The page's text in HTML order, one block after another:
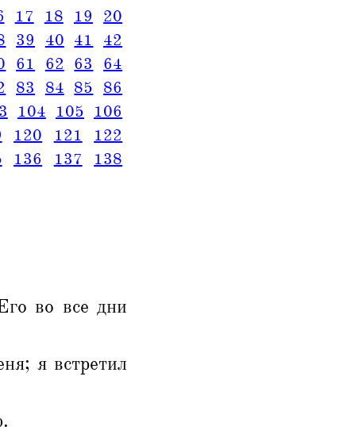
17 18 19
20
39 40 41
42
61 62 63
64
83 84 85 86
104 105 106
120 121
122
136 137
138
во все дни
я встретил